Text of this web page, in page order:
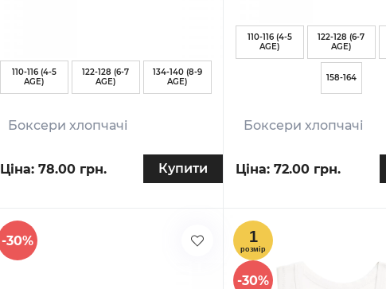
110-116 (4-5
AGE)
122-128 (6-7
AGE)
134-140 (8-9
AGE)
Боксери хлопчачі
Ціна: 78.00 грн. Купити
110-116 (4-5
AGE)
122-128 (6-7
AGE)
158-164
Боксери хлопчачі
Ціна:72.00 грн.
-30%
-30%